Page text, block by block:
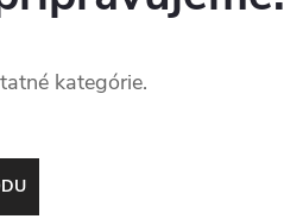
kategórie.